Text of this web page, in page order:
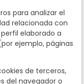
informamos que sus
Subastas Segre con la
Puede ejercitar los
oposición y demás
normativa vigente
solicitar el envío de
un e-mail a
para analizar el
relacionada con
elaborado a
ejemplo, páginas
de terceros,
del navegador o